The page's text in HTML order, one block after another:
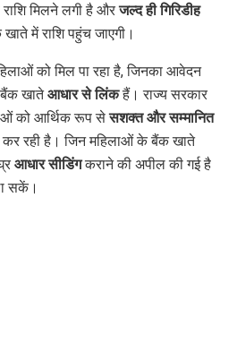
मिलने लगी है औरजल्द ही गिरिडीह
में राशि पहुंच जाएगी।
को मिल पा रहा है, जिनका आवेदन
खातेआधार से लिंकहैं। राज्य सरकार
को आर्थिक रूप सेसशक्त और सम्मानित
रही है। जिन महिलाओं के बैंक खाते
आधार सीडिंगकराने की अपील की गई है
सकें।